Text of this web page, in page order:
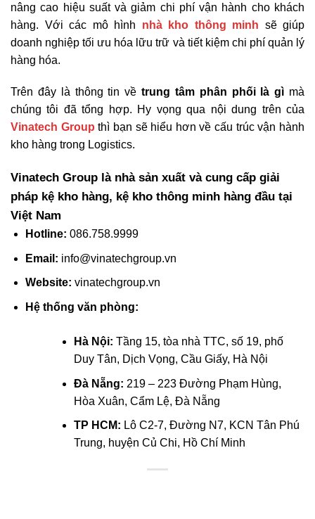
nâng cao hiệu suất và giảm chi phí vận hành cho khách
hàng. Với các mô hình nhà kho thông minh sẽ giúp
doanh nghiệp tối ưu hóa lữu trữ và tiết kiệm chi phí quản lý
hàng hóa.
Trên đây là thông tin về trung tâm phân phối là gì mà
chúng tôi đã tổng hợp. Hy vọng qua nội dung trên của
Vinatech Group thì bạn sẽ hiểu hơn về cấu trúc vận hành
kho hàng trong Logistics.
Vinatech Group là nhà sản xuất và cung cấp giải
pháp kệ kho hàng, kệ kho thông minh hàng đầu tại
Việt Nam
Hotline: 086.758.9999
Email : info@vinatechgroup.vn
Website: vinatechgroup.vn
Hệ thống văn phòng:
Hà Nội: Tầng 15, tòa nhà TTC, số 19, phố
Duy Tân, Dịch Vọng, Cầu Giấy, Hà Nội
Đà Nẵng: 219 – 223 Đường Phạm Hùng,
Hòa Xuân, Cẩm Lệ, Đà Nẵng
TP HCM: Lô C2-7, Đường N7, KCN Tân Phú
Trung, huyện Củ Chi, Hồ Chí Minh